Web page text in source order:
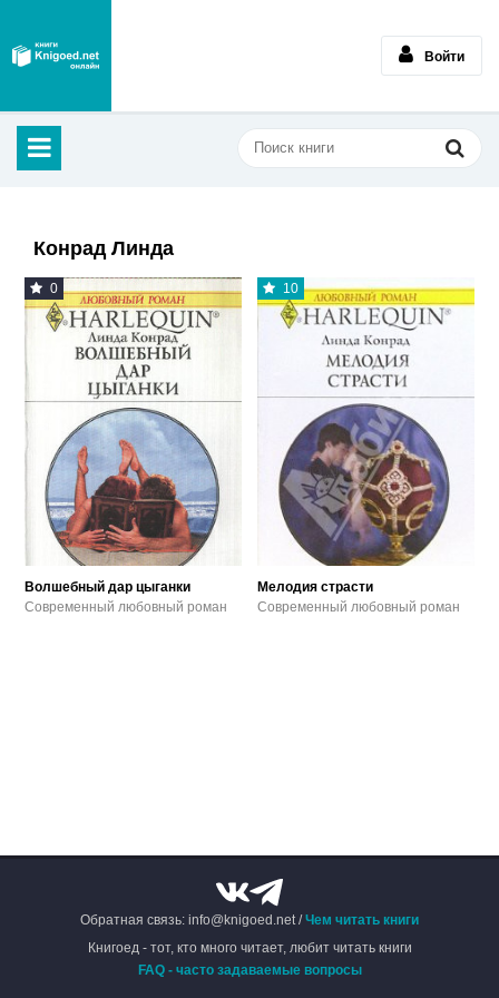
Войти
Конрад Линда
0
Волшебный дар цыганки
Современный любовный роман
10
Мелодия страсти
Современный любовный роман
Обратная связь: info@knigoed.net /Чем читать книги
Книгоед - тот, кто много читает, любит читать книги
FAQ - часто задаваемые вопросы